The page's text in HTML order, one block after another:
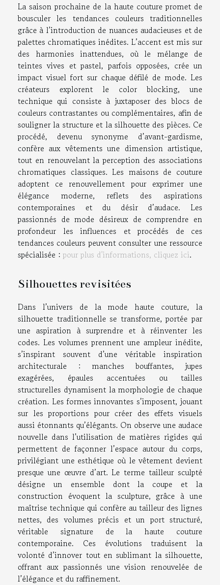
La saison prochaine de la haute couture promet de
bousculer les tendances couleurs traditionnelles
grâce à l’introduction de nuances audacieuses et de
palettes chromatiques inédites. L’accent est mis sur
des harmonies inattendues, où le mélange de
teintes vives et pastel, parfois opposées, crée un
impact visuel fort sur chaque défilé de mode. Les
créateurs explorent le color blocking, une
technique qui consiste à juxtaposer des blocs de
couleurs contrastantes ou complémentaires, afin de
souligner la structure et la silhouette des pièces. Ce
procédé, devenu synonyme d’avant-gardisme,
confère aux vêtements une dimension artistique,
tout en renouvelant la perception des associations
chromatiques classiques. Les maisons de couture
adoptent ce renouvellement pour exprimer une
élégance moderne, reflets des aspirations
contemporaines et du désir d’audace. Les
passionnés de mode désireux de comprendre en
profondeur les influences et procédés de ces
tendances couleurs peuvent consulter une ressource
spécialisée : pour plus d'informations, cliquez ici.
Silhouettes revisitées
Dans l’univers de la mode haute couture, la
silhouette traditionnelle se transforme, portée par
une aspiration à surprendre et à réinventer les
codes. Les volumes prennent une ampleur inédite,
s’inspirant souvent d’une véritable inspiration
architecturale : manches bouffantes, jupes
exagérées, épaules accentuées ou tailles
structurelles dynamisent la morphologie de chaque
création. Les formes innovantes s’imposent, jouant
sur les proportions pour créer des effets visuels
aussi étonnants qu’élégants. On observe une audace
nouvelle dans l’utilisation de matières rigides qui
permettent de façonner l’espace autour du corps,
privilégiant une esthétique où le vêtement devient
presque une œuvre d’art. Le terme tailleur sculpté
désigne un ensemble dont la coupe et la
construction évoquent la sculpture, grâce à une
maîtrise technique qui confère au tailleur des lignes
nettes, des volumes précis et un port structuré,
véritable signature de la haute couture
contemporaine. Ces évolutions traduisent la
volonté d’innover tout en sublimant la silhouette,
offrant aux passionnés une vision renouvelée de
l’élégance et du raffinement.